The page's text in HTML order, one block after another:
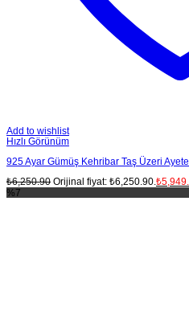
Add to wishlist
Hızlı Görünüm
925 Ayar Gümüş Kehribar Taş Üzeri
₺6,250.90 Orijinal fiyat: ₺6,250.90. ₺
%7